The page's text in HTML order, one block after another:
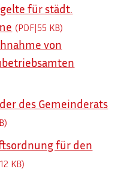
für städt.
(PDF|55 KB)
von
des Gemeinderats
)
für den
KB)